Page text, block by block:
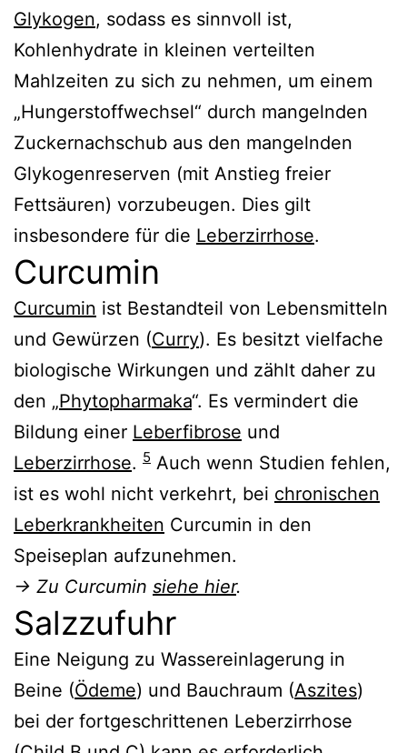
Glykogen, sodass es sinnvoll ist,
Kohlenhydrate in kleinen verteilten
Mahlzeiten zu sich zu nehmen, um einem
„Hungerstoffwechsel“ durch mangelnden
Zuckernachschub aus den mangelnden
Glykogenreserven (mit Anstieg freier
Fettsäuren) vorzubeugen. Dies gilt
insbesondere für die Leberzirrhose.
Curcumin
Curcumin ist Bestandteil von Lebensmitteln
und Gewürzen (Curry). Es besitzt vielfache
biologische Wirkungen und zählt daher zu
den „Phytopharmaka“. Es vermindert die
Bildung einer Leberfibrose und
Leberzirrhose. 5 Auch wenn Studien fehlen,
ist es wohl nicht verkehrt, bei chronischen
Leberkrankheiten Curcumin in den
Speiseplan aufzunehmen.
→ Zu Curcumin siehe hier.
Salzzufuhr
Eine Neigung zu Wassereinlagerung in
Beine (Ödeme) und Bauchraum (Aszites)
bei der fortgeschrittenen Leberzirrhose